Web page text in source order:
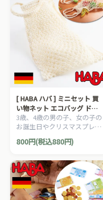
[ HABA ハバ ] ミニセット 買
い物ネット エコバッグ ドイ
ツ 3歳 ブラザージョルダン お
ままごと 食材 ごっこ遊び サ
ックリ 木製
3歳、4歳の男の子、女の子の
お誕生日やクリスマスプレゼ
ントにおすすめの、HABA ハ
バ社 おままごと ミニセット
800円(税込880円)